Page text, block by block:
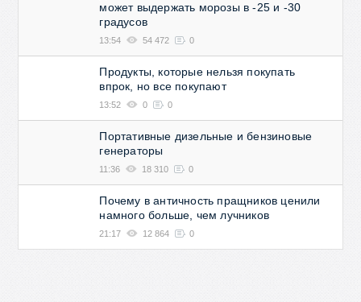
может выдержать морозы в -25 и -30
градусов
13:54 54 472 0
Продукты, которые нельзя покупать
впрок, но все покупают
13:52 0 0
Портативные дизельные и бензиновые
генераторы
11:36 18 310 0
Почему в античность пращников ценили
намного больше, чем лучников
21:17 12 864 0